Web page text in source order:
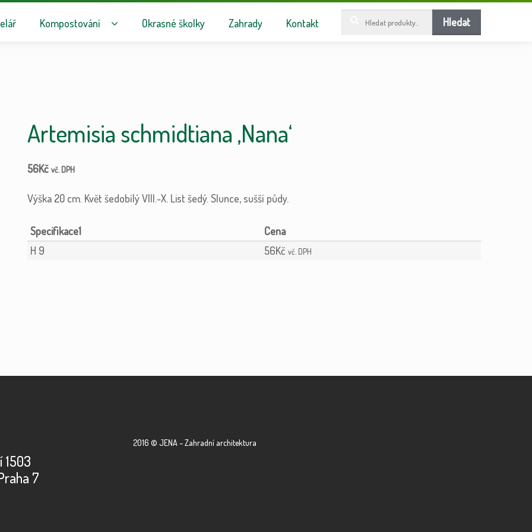
webu
Hledat
Kompostování Okrasné školky Zahrady Kontakt
Artemisia schmidtiana ‚Nana‘
56Kč vč. DPH
Výška 20 cm. Květ šedobílý VIII.-X. List šedý. Slunce, sušší půdy.
Specifikace1
H 9
56Kč vč. DPH
1503
7
2016 © JENA – Zahradní architektura